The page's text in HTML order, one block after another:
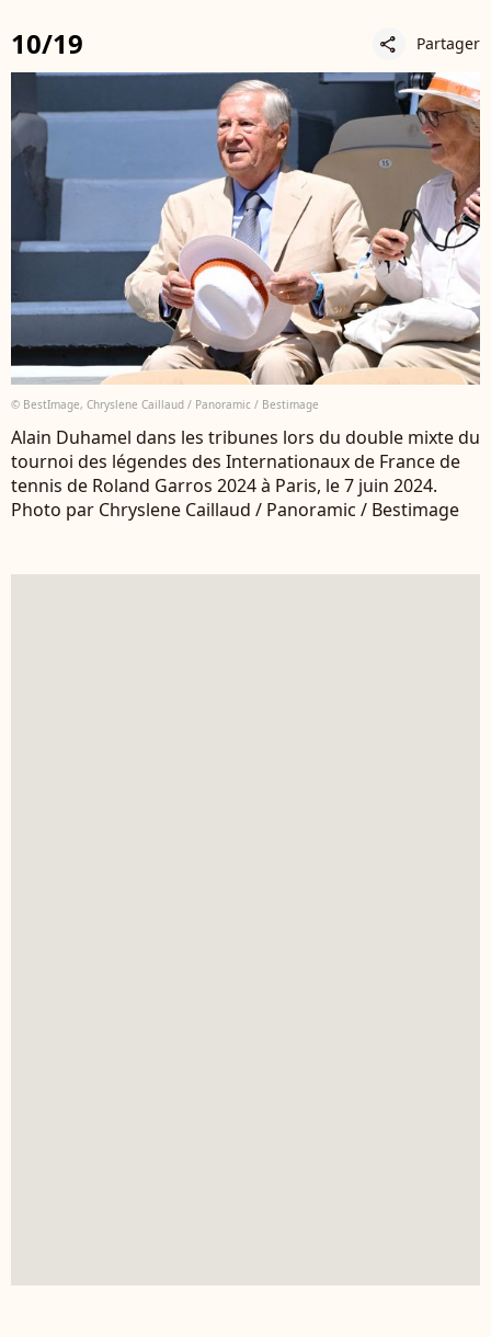
10/19 share Partager
© BestImage, Chryslene Caillaud / Panoramic / Bestimage
Alain Duhamel dans les tribunes lors du double mixte du
tournoi des légendes des Internationaux de France de
tennis de Roland Garros 2024 à Paris, le 7 juin 2024.
Photo par Chryslene Caillaud / Panoramic / Bestimage